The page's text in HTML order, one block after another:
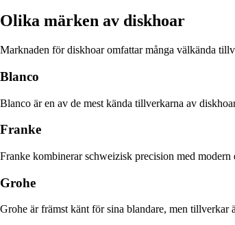
Olika märken av diskhoar
Marknaden för diskhoar omfattar många välkända
Blanco
Blanco är en av de mest kända tillverkarna av
Franke
Franke kombinerar schweizisk precision med
Grohe
Grohe är främst känt för sina blandare, men tillverkar